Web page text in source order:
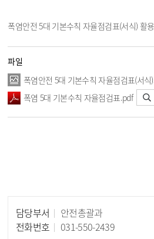
폭염안전 5대 기본수칙 자율점검표(서식) 활
파일
폭염안전 5대 기본수칙 자율점검표(서식
폭염 5대 기본수칙 자율점검표.pdf
담당부서
안전총괄과
전화번호
031-550-2439